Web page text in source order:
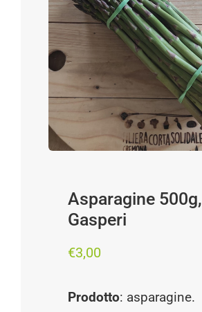
Progetti
I produttori
Carrello
Asparagine 500g,
Gasperi
€3,00
Prodotto: asparagine.